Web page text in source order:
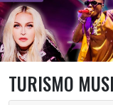
TURISMO